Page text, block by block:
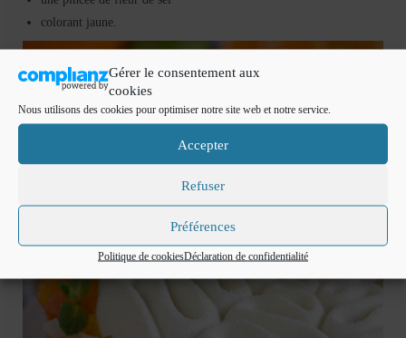
Gérer le consentement aux
cookies
Nous utilisons des cookies pour optimiser notre site web et notre service.
Accepter
Refuser
Préférences
Politique de cookiesDéclaration de confidentialité
colorant jaune.